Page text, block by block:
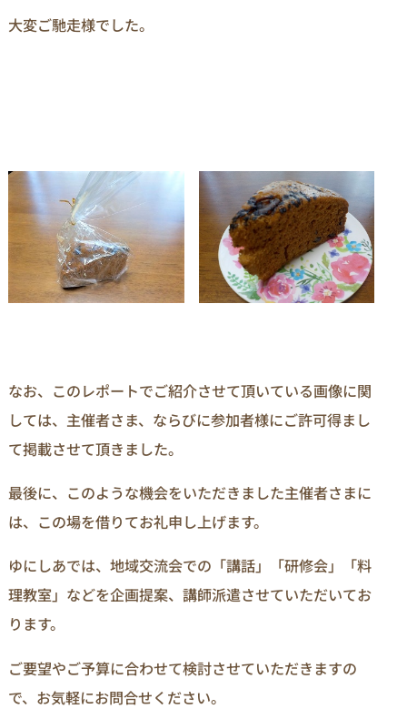
大変ご馳走様でした。
なお、このレポートでご紹介させて頂いている画像に関
しては、主催者さま、ならびに参加者様にご許可得まし
て掲載させて頂きました。
最後に、このような機会をいただきました主催者さまに
は、この場を借りてお礼申し上げます。
ゆにしあでは、地域交流会での「講話」「研修会」「料
理教室」などを企画提案、講師派遣させていただいてお
ります。
ご要望やご予算に合わせて検討させていただきますの
で、お気軽にお問合せください。